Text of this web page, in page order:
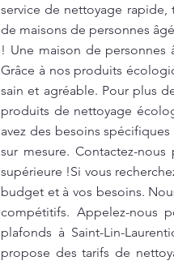
service de nettoyage
de maisons de personnes
! Une maison de
Grâce à nos produits
sain et agréable. Pour plus
produits de nettoyage
avez des besoins
sur mesure. Contactez-
supérieure !Si vous
budget et à vos besoins.
compétitifs. Appelez-nous
plafonds à Saint-Lin-
propose des tarifs de